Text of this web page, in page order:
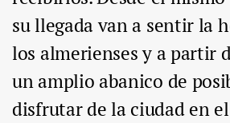
su llegada van a sentir la
los almerienses y a partir
un amplio abanico de
disfrutar de la ciudad en